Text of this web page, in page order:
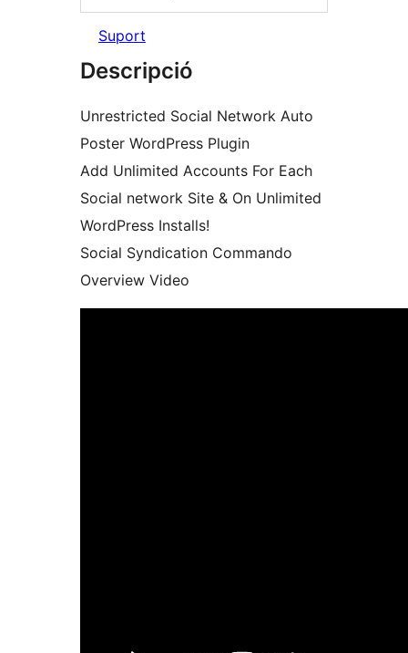
Suport
Descripció
Unrestricted Social Network Auto
Poster WordPress Plugin
Add Unlimited Accounts For Each
Social network Site & On Unlimited
WordPress Installs!
Social Syndication Commando
Overview Video